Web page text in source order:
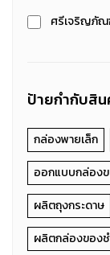
ศรีเจริญภัณ
ป้ายกำกับสิน
กล่องพายเล็ก
ออกแบบกล่อง
ผลิตถุงกระดาษ
ผลิตกล่องของช